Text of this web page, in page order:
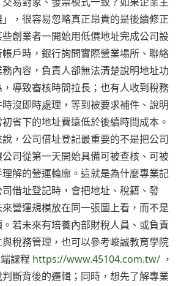
，很容易忽略真正昂貴的是後續修正
創業者一開始用低價地址完成公司設
戶時，銀行詢問實際營業場所、聯絡
內容，負責人卻無法清楚說明地址功
導致審核時間拉長；也有人收到稅務
沒即時處理，等到被要求補件、說明
省下的地址費遠低於後續時間成本。
，公司借址登記最重要的不是把公司
公司從第一天開始具備可被查核、可被
解的營運輪廓。這就是為什麼專業記
借址登記時，會把地址、稅籍、發
營運規模放在同一張圖上看，而不是
若未來有培養內部財稅人員、或負責
稅務管理，也可以參考峻誠教育學院
課程 https://www.45104.com.tw/ ，
斷背後的邏輯；同時，想先了解專業